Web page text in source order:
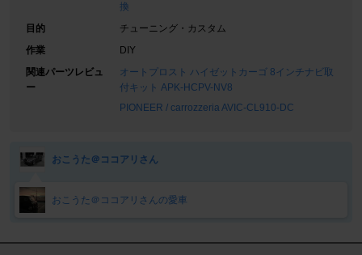
換
目的
チューニング・カスタム
作業
DIY
関連パーツレビュ
ー
オートプロスト ハイゼットカーゴ 8インチナビ取
付キット APK-HCPV-NV8
PIONEER / carrozzeria AVIC-CL910-DC
おこうた＠ココアリさん
おこうた＠ココアリさんの愛車